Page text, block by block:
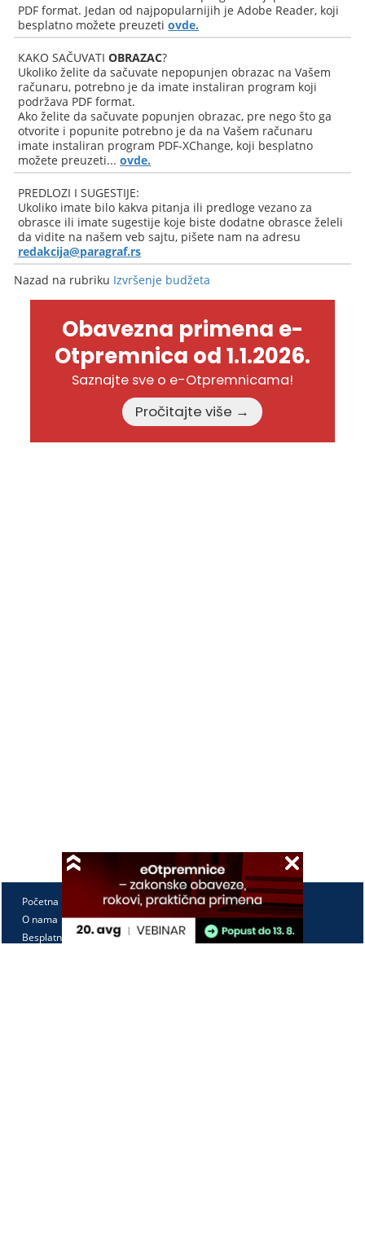
PDF format. Jedan od najpopularnijih je Adobe Reader, koji
besplatno možete preuzetiovde.
KAKO SAČUVATIOBRAZAC?
Ukoliko želite da sačuvate nepopunjen obrazac na Vašem
računaru, potrebno je da imate instaliran program koji
podržava PDF format.
Ako želite da sačuvate popunjen obrazac, pre nego što ga
otvorite i popunite potrebno je da na Vašem računaru
imate instaliran program PDF-XChange, koji besplatno
možete preuzeti...ovde.
PREDLOZI I SUGESTIJE:
Ukoliko imate bilo kakva pitanja ili predloge vezano za
obrasce ili imate sugestije koje biste dodatne obrasce želeli
da vidite na našem veb sajtu, pišete nam na adresu
redakcija@paragraf.rs
Nazad na rubriku Izvršenje budžeta
Obavezna primena e-
Otpremnica od 1.1.2026.
Saznajte sve o e-Otpremnicama!
Pročitajte više →
Početna
O nama
Besplatno